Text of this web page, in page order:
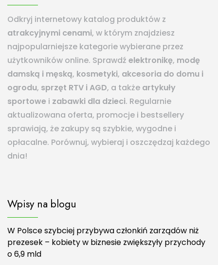
Odkryj internetowy katalog produktów z
atrakcyjnymi cenami, w którym znajdziesz
najpopularniejsze kategorie wybierane przez
użytkowników online. Sprawdź elektronikę, modę
damską i męską, kosmetyki, akcesoria do domu i
ogrodu, sprzęt RTV i AGD, a także artykuły
sportowe i zabawki dla dzieci. Regularnie
aktualizowana oferta, promocje i bestsellery
sprawiają, że zakupy są szybkie, wygodne i
opłacalne. Porównuj, wybieraj i oszczędzaj każdego
dnia!
Wpisy na blogu
W Polsce szybciej przybywa członkiń zarządów niż
prezesek – kobiety w biznesie zwiększyły przychody
o 6,9 mld